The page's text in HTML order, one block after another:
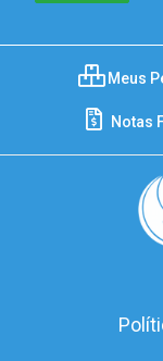
Meus
Notas